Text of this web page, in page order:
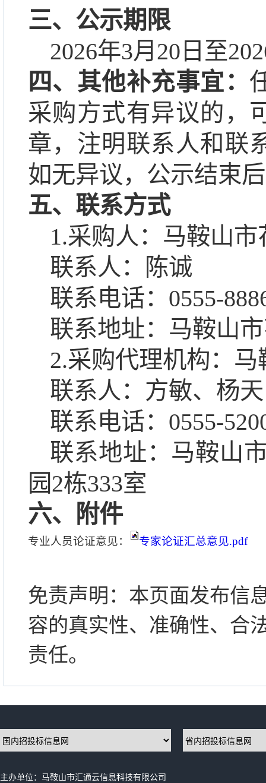
三、公示期限
2026年3月 20 日至
四、其他补充事宜：
采购方式有异议的，
章，注明联系人和联
如无异议，公示结束
五、联系方式
1.采购人：马鞍山
联系人：陈诚
联系电话： 0555-
联系地址：马鞍山
2.采购代理机构：
联系人：方敏、杨天
联系电话： 0555-
联系地址：马鞍山
园2栋333室
六、附件
专业人员论证意见： 专家论证汇总意见.pdf
免责声明：本页面发布信
容的真实性、准确性、合
责任。
主办单位：马鞍山市汇通云信息科技有限公司